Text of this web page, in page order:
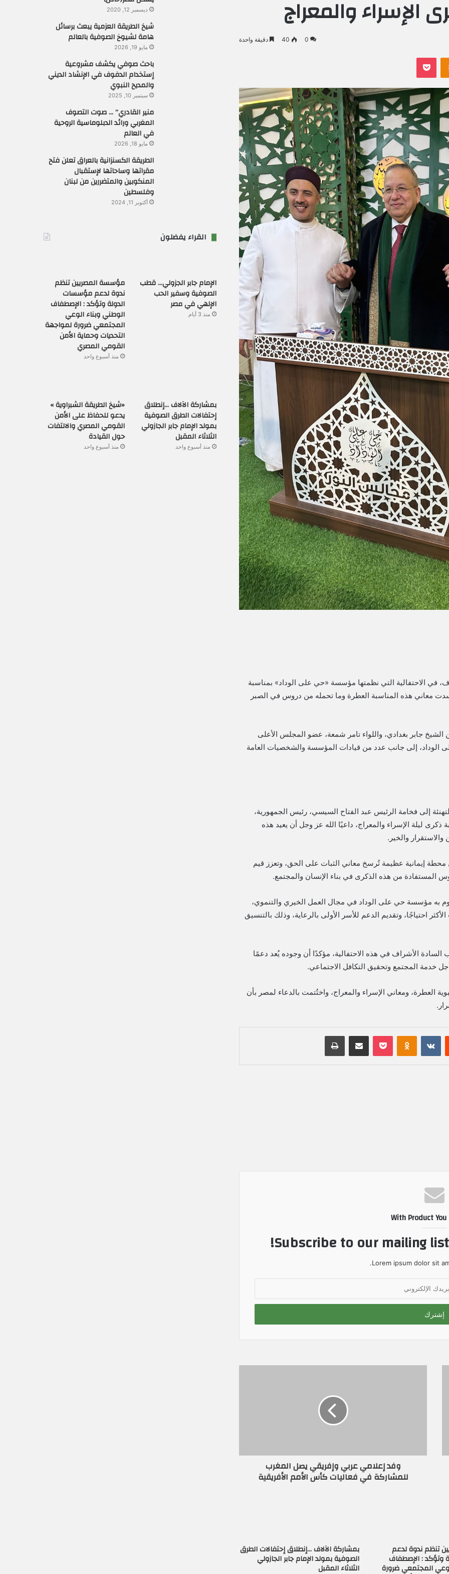
الإسراء والمعراج
0
40 دقيقة واحدة
الاحتفالية التي نظمتها مؤسسة «حي على الوداد» بمناسبة
معاني هذه المناسبة العطرة وما تحمله من دروس في الصبر
جابر بغدادي، واللواء تامر شمعة، عضو المجلس الأعلى
إلى جانب عدد من قيادات المؤسسة والشخصيات العامة
إلى فخامة الرئيس عبد الفتاح السيسي، رئيس الجمهورية،
ليلة الإسراء والمعراج، داعيًا الله عز وجل أن يعيد هذه
والخير.
إيمانية عظيمة تُرسخ معاني الثبات على الحق، وتعزز قيم
المستفادة من هذه الذكرى في بناء الإنسان والمجتمع.
به مؤسسة حي على الوداد في مجال العمل الخيري والتنموي،
احتياجًا، وتقديم الدعم للأسر الأولى بالرعاية، وذلك بالتنسيق
الأشراف في هذه الاحتفالية، مؤكدًا أن وجوده يُعد دعمًا
خدمة المجتمع وتحقيق التكافل الاجتماعي.
العطرة، ومعاني الإسراء والمعراج، واختُتمت بالدعاء لمصر بأن
بوكيت
With Product
Subscribe to our mailing
Lorem ipsum dolor sit
وفد إعلامي عربي وإفريقي يصل المغرب
للمشاركة في فعاليات كأس الأمم الأفريقية
تنظم ندوة لدعم
وتؤكد : الإصطفاف
المجتمعي ضرورة
بمشاركة الآلاف …إنطلاق إحتفالات الطرق
الصوفية بمولد الإمام جابر الجازولي
الثلاثاء المقبل
ديسمبر 12, 2020
شيخ الطريقة العزمية يبعث برسائل
هامة لشيوخ الصوفية بالعالم
مايو 19, 2026
باحث صوفي يكشف مشروعية
إستخدام الدفوف في الإنشاد الديني
والمديح النبوي
سبتمبر 10, 2025
منير القادري” … صوت التصوف
المغربي ورائد الدبلوماسية الروحية
في العالم
مايو 18, 2026
الطريقة الكسنزانية بالعراق تعلن فتح
مقراتها وساحاتها لإستقبال
المنكوبين والمتضررين من لبنان
وفلسطين
أكتوبر 11, 2024
القراء يفضلون
الإمام جابر الجزولي… قطب
الصوفية وسفير الحب
الإلهي في مصر
منذ 3 أيام
مؤسسة المصريين تنظم
ندوة لدعم مؤسسات
الدولة وتؤكد : الإصطفاف
الوطني وبناء الوعي
المجتمعي ضرورة لمواجهة
التحديات وحماية الأمن
القومي المصري
منذ أسبوع واحد
بمشاركة الآلاف …إنطلاق
إحتفالات الطرق الصوفية
بمولد الإمام جابر الجازولي
الثلاثاء المقبل
منذ أسبوع واحد
«شيخ الطريقة الشبراوية »
يدعو للحفاظ على الأمن
القومي المصري والالتفات
حول القيادة
منذ أسبوع واحد